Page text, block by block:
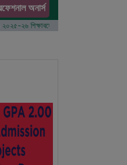
অনার্স
২৬ শিক্ষাবর্ষে আন্ডারগ্র্যাজুয়েট প্রোগ্রামে ভর্তি